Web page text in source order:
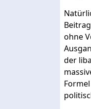
ohne
der